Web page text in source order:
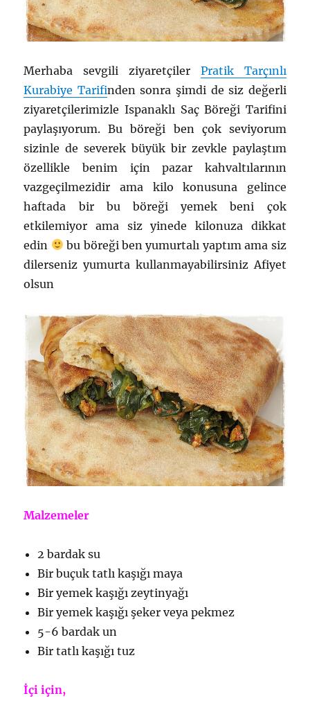
Merhaba sevgili ziyaretçiler Pratik Tarçınlı
Kurabiye Tarifinden sonra şimdi de siz değerli
ziyaretçilerimizle Ispanaklı Saç Böreği Tarifini
paylaşıyorum. Bu böreği ben çok seviyorum
sizinle de severek büyük bir zevkle paylaştım
özellikle benim için pazar kahvaltılarının
vazgeçilmezidir ama kilo konusuna gelince
haftada bir bu böreği yemek beni çok
etkilemiyor ama siz yinede kilonuza dikkat
edin
bu böreği ben yumurtalı yaptım ama siz
dilerseniz yumurta kullanmayabilirsiniz Afiyet
olsun
Malzemeler
2 bardak su
Bir buçuk tatlı kaşığı maya
Bir yemek kaşığı zeytinyağı
Bir yemek kaşığı şeker veya pekmez
5-6 bardak un
Bir tatlı kaşığı tuz
İçi için,